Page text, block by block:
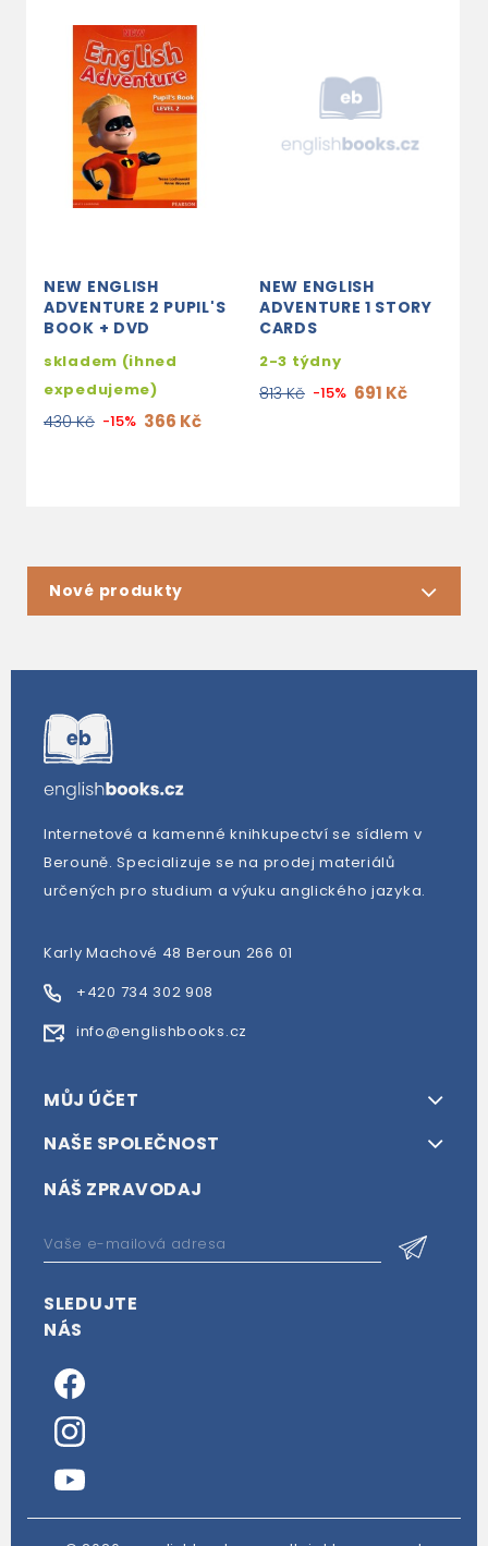
NEW ENGLISH
ADVENTURE 2 PUPIL'S
BOOK + DVD
skladem (ihned
expedujeme)
430 Kč -15% 366 Kč
NEW ENGLISH
ADVENTURE 1 STORY
CARDS
2-3 týdny
813 Kč -15% 691 Kč
Nové produkty
Internetové a kamenné knihkupectví se sídlem v
Berouně. Specializuje se na prodej materiálů
určených pro studium a výuku anglického jazyka.
Karly Machové 48 Beroun 266 01
+420 734 302 908
info@englishbooks.cz
MŮJ ÚČET
NAŠE SPOLEČNOST
NÁŠ ZPRAVODAJ
SLEDUJTE
NÁS